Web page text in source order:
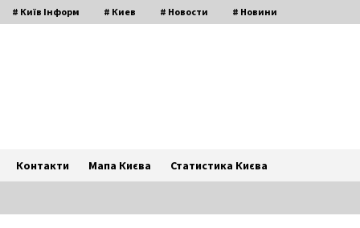
# Київ Інформ # Киев # Новости # Новини
Контакти Мапа Києва Статистика Києва